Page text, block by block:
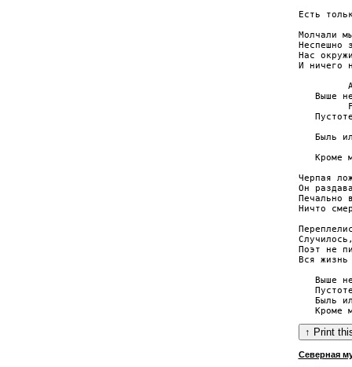
Есть
Молчали
Неспешно
Нас
И ничего
Выше
Быль
Кроме
Черпая
Он
Печально
Ничто
Поэт не
Вся
Выше
Быль
Северная